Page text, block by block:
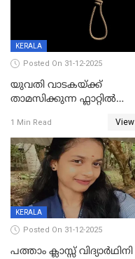
KERALA
Posted On 31-12-2025
യുവതി വാടകയ്ക്ക്
താമസിക്കുന്ന ഫ്ലാറ്റില്‍
സംഭവം
1 Min Read View
KERALA
Posted On 31-12-2025
പത്താം ക്ലാസ്സ് വിദ്യാര്‍ഥിനി